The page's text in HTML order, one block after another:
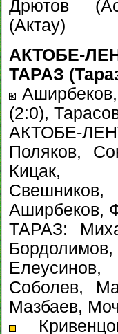
Дрютов
(Актау)
АКТОБЕ-
ТАРАЗ
(2:0),
АКТОБЕ-
Поляков,
Кицак,
Аширбеков,
ТАРАЗ:
Соболев,
Мазбаев,